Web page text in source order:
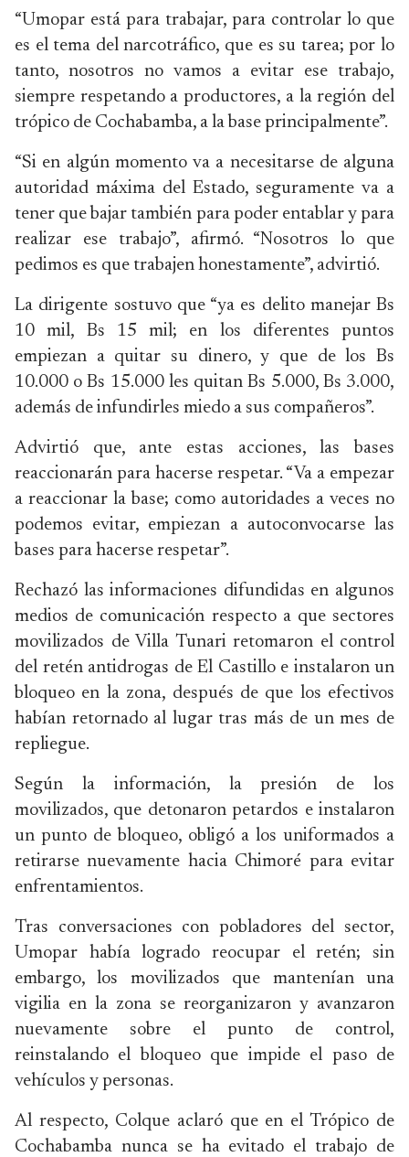
“Umopar está para trabajar, para controlar lo que
es el tema del narcotráfico, que es su tarea; por lo
tanto, nosotros no vamos a evitar ese trabajo,
siempre respetando a productores, a la región del
trópico de Cochabamba, a la base principalmente”.
“Si en algún momento va a necesitarse de alguna
autoridad máxima del Estado, seguramente va a
tener que bajar también para poder entablar y para
realizar ese trabajo”, afirmó. “Nosotros lo que
pedimos es que trabajen honestamente”, advirtió.
La dirigente sostuvo que “ya es delito manejar Bs
10 mil, Bs 15 mil; en los diferentes puntos
empiezan a quitar su dinero, y que de los Bs
10.000 o Bs 15.000 les quitan Bs 5.000, Bs 3.000,
además de infundirles miedo a sus compañeros”.
Advirtió que, ante estas acciones, las bases
reaccionarán para hacerse respetar. “Va a empezar
a reaccionar la base; como autoridades a veces no
podemos evitar, empiezan a autoconvocarse las
bases para hacerse respetar”.
Rechazó las informaciones difundidas en algunos
medios de comunicación respecto a que sectores
movilizados de Villa Tunari retomaron el control
del retén antidrogas de El Castillo e instalaron un
bloqueo en la zona, después de que los efectivos
habían retornado al lugar tras más de un mes de
repliegue.
Según la información, la presión de los
movilizados, que detonaron petardos e instalaron
un punto de bloqueo, obligó a los uniformados a
retirarse nuevamente hacia Chimoré para evitar
enfrentamientos.
Tras conversaciones con pobladores del sector,
Umopar había logrado reocupar el retén; sin
embargo, los movilizados que mantenían una
vigilia en la zona se reorganizaron y avanzaron
nuevamente sobre el punto de control,
reinstalando el bloqueo que impide el paso de
vehículos y personas.
Al respecto, Colque aclaró que en el Trópico de
Cochabamba nunca se ha evitado el trabajo de